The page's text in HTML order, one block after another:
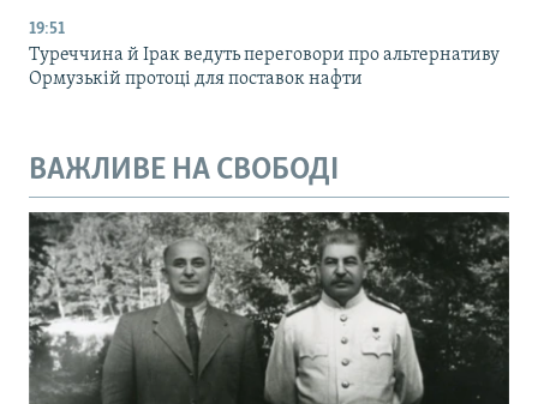
19:51
Туреччина й Ірак ведуть переговори про альтернативу
Ормузькій протоці для поставок нафти
ВАЖЛИВЕ НА СВОБОДІ